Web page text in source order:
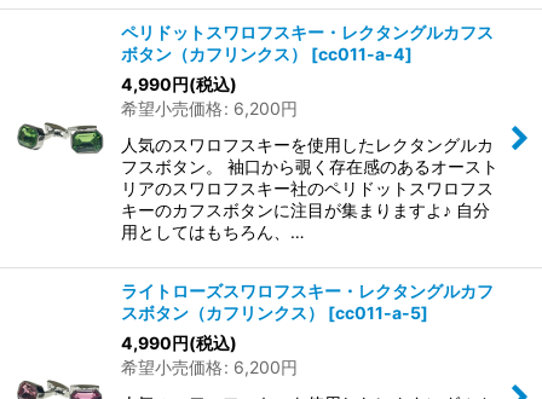
ペリドットスワロフスキー・レクタングルカフス
ボタン（カフリンクス）
[cc011-a-4]
4,990円(税込)
希望小売価格: 6,200円
人気のスワロフスキーを使用したレクタングルカ
フスボタン。 袖口から覗く存在感のあるオースト
リアのスワロフスキー社のペリドットスワロフス
キーのカフスボタンに注目が集まりますよ♪ 自分
用としてはもちろん、…
ライトローズスワロフスキー・レクタングルカフ
スボタン（カフリンクス）
[cc011-a-5]
4,990円(税込)
希望小売価格: 6,200円